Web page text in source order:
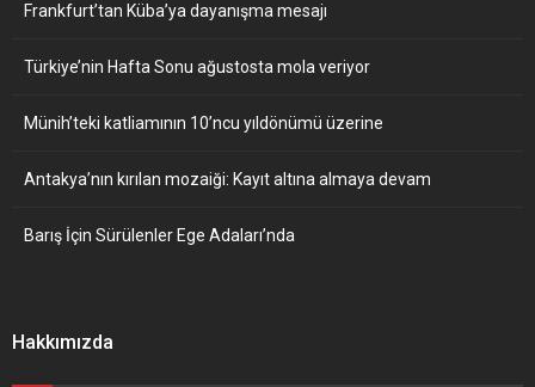
Frankfurt’tan Küba’ya dayanışma mesajı
Türkiye’nin Hafta Sonu ağustosta mola veriyor
Münih’teki katliamının 10’ncu yıldönümü üzerine
Antakya’nın kırılan mozaiği: Kayıt altına almaya devam
Barış İçin Sürülenler Ege Adaları’nda
Hakkımızda